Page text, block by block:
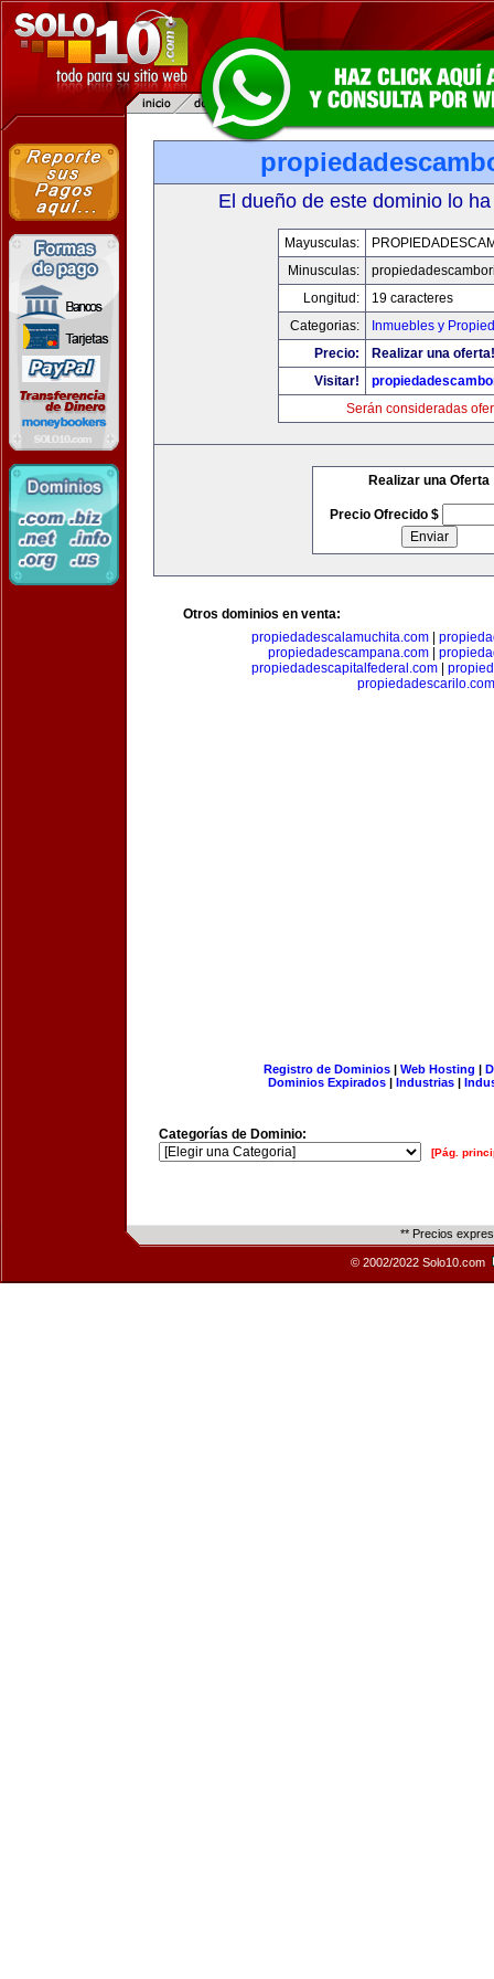
El dueño de este dominio lo
Mayusculas:
Minusculas:
Longitud:
19 caracteres
Categorias:
Inmuebles y
Precio:
Realizar una oferta!
Visitar!
Serán consideradas
Realizar una Oferta
Precio Ofrecido $
Otros dominios en venta:
propiedadescalamuchita.com
propiedadescampana.com
propiedadescapitalfederal.com
propiedadescarilo.com
Registro de Dominios| Web Hosting |
Dominios Expirados | Industrias |
Categorías de Dominio:
[Pág.
** Precios
© 2002/2022 Solo10.com